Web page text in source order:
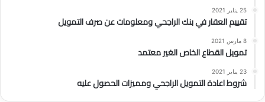
25 يناير 2021
تقييم العقار في بنك الراجحي ومعلومات عن صرف التمويل
8 مارس 2021
تمويل القطاع الخاص الغير معتمد
23 يناير 2021
شروط اعادة التمويل الراجحي ومميزات الحصول عليه